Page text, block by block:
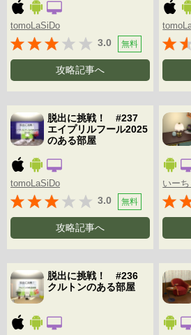
tomoLaSiDo
3.0 無料
攻略記事へ
脱出に挑戦！ #237
エイプリルフール2025
のある部屋
tomoLaSiDo
3.0 無料
攻略記事へ
いー
脱出に挑戦！ #236
クルトンのある部屋